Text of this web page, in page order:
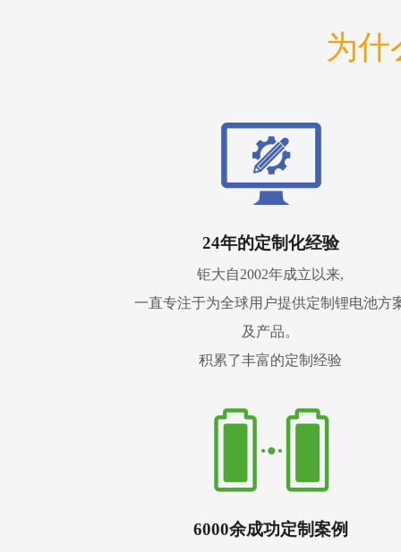
为什
24年的定制化经验
钜大自2002年成立以来,
一直专注于为全球用户提供定制锂电池方
及产品。
积累了丰富的定制经验
6000余成功定制案例